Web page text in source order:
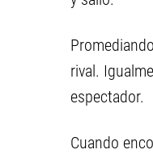
rival.
espectador.
Cuando